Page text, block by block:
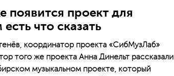
появится проект для
что сказать
координатор проекта «СибМузЛаб»
того же проекта Анна Динельт рассказали
музыкальном проекте, который